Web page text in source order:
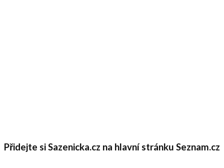
Přidejte si Sazenicka.cz na hlavní stránku Seznam.cz